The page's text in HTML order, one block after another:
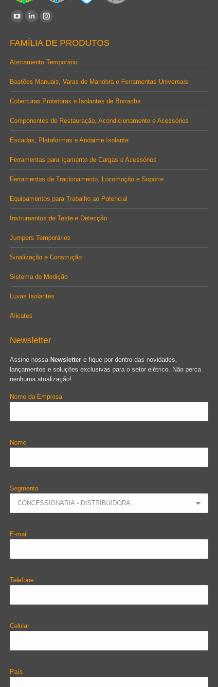
Encontre-nos em:
opens
in
window
Linkedin
opens
in
window
Instagram
opens
in
window
FAMÍLIA DE PRODUTOS
Aterramento Temporário
Bastões Manuais, Varas de Manobra e Ferramentas Universais
Coberturas Protetoras e Isolantes de Borracha
Componentes de Restauração, Acondicionamento e Acessórios
Escadas, Plataformas e Andaime Isolante
Ferramentas para Içamento de Cargas e Acessórios
Ferramentas de Tracionamento, Locomoção e Suporte
Equipamentos para Trabalho ao Potencial
Instrumentos de Teste e Detecção
Jumpers Temporários
Sinalização e Construção
Sistema de Medição
Luvas Isolantes
Alicates
Newsletter
Assine nossa Newsletter e fique por dentro das novidades,
lançamentos e soluções exclusivas para o setor elétrico. Não perca
nenhuma atualização!
Nome da Empresa
Nome
Segmento
E-mail
Telefone
Celular
País